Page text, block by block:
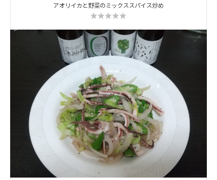
アオリイカと野菜のミックススパイス炒め